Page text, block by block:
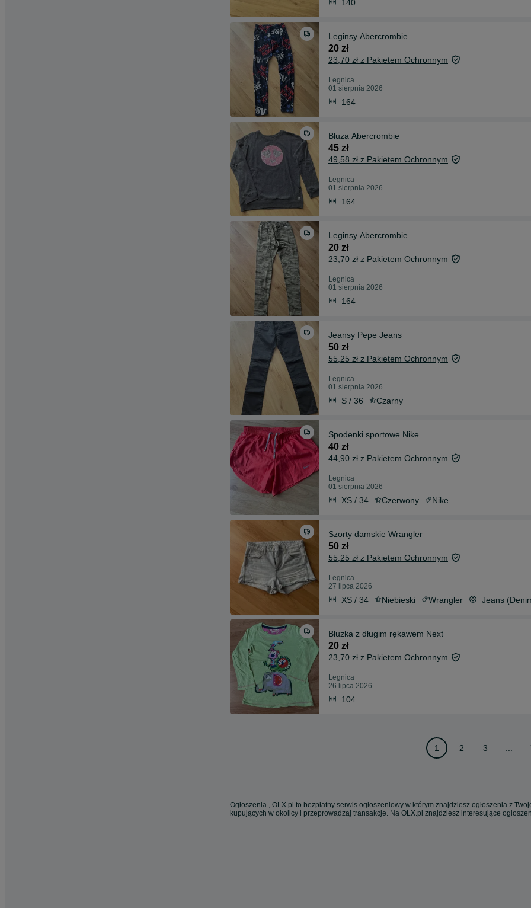
140
Leginsy Abercrombie
20 zł
23,70 zł z Pakietem Ochronnym
Legnica
01 sierpnia 2026
164
Bluza Abercrombie
45 zł
49,58 zł z Pakietem Ochronnym
Legnica
01 sierpnia 2026
164
Leginsy Abercrombie
20 zł
23,70 zł z Pakietem Ochronnym
Legnica
01 sierpnia 2026
164
Jeansy Pepe Jeans
50 zł
55,25 zł z Pakietem Ochronnym
Legnica
01 sierpnia 2026
S / 36 Czarny
Spodenki sportowe Nike
40 zł
44,90 zł z Pakietem Ochronnym
Legnica
01 sierpnia 2026
XS / 34 Czerwony Nike
Szorty damskie Wrangler
50 zł
55,25 zł z Pakietem Ochronnym
Legnica
27 lipca 2026
XS / 34 Niebieski Wrangler Jeans
Bluzka z długim rękawem Next
20 zł
23,70 zł z Pakietem Ochronnym
Legnica
26 lipca 2026
104
1 2 3
Ogłoszenia , OLX.pl to bezpłatny serwis ogłoszeniowy w którym znajdziesz ogłoszenia z
kupujących w okolicy i przeprowadzaj transakcje. Na OLX.pl znajdziesz interesujące